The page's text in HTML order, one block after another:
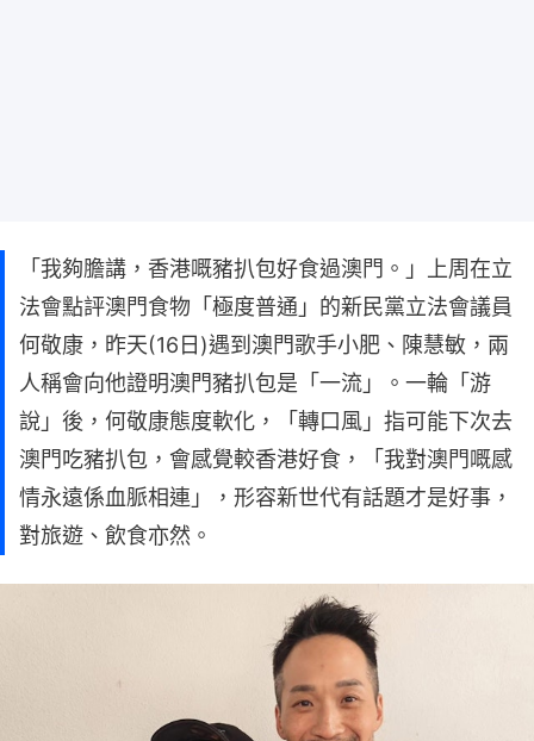
「我夠膽講，香港嘅豬扒包好食過澳門。」上周在立
法會點評澳門食物「極度普通」的新民黨立法會議員
何敬康，昨天(16日)遇到澳門歌手小肥、陳慧敏，兩
人稱會向他證明澳門豬扒包是「一流」。一輪「游
說」後，何敬康態度軟化，「轉口風」指可能下次去
澳門吃豬扒包，會感覺較香港好食，「我對澳門嘅感
情永遠係血脈相連」，形容新世代有話題才是好事，
對旅遊、飲食亦然。